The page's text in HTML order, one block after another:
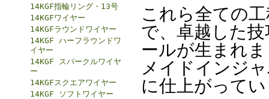
14KGF指輪リング・13号
14KGFワイヤー
14KGFラウンドワイヤー
14KGF ハーフラウンドワ
イヤー
14KGF スパークルワイヤ
ー
14KGFスクエアワイヤー
14KGF ソフトワイヤー
これら全ての
で、卓越した
ールが生まれ
メイドインジ
に仕上がって